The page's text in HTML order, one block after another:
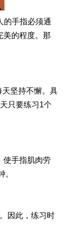
的手指必须通
美的程度。那
坚持不懈。具
只要练习1个
手指肌肉劳
因此，练习时